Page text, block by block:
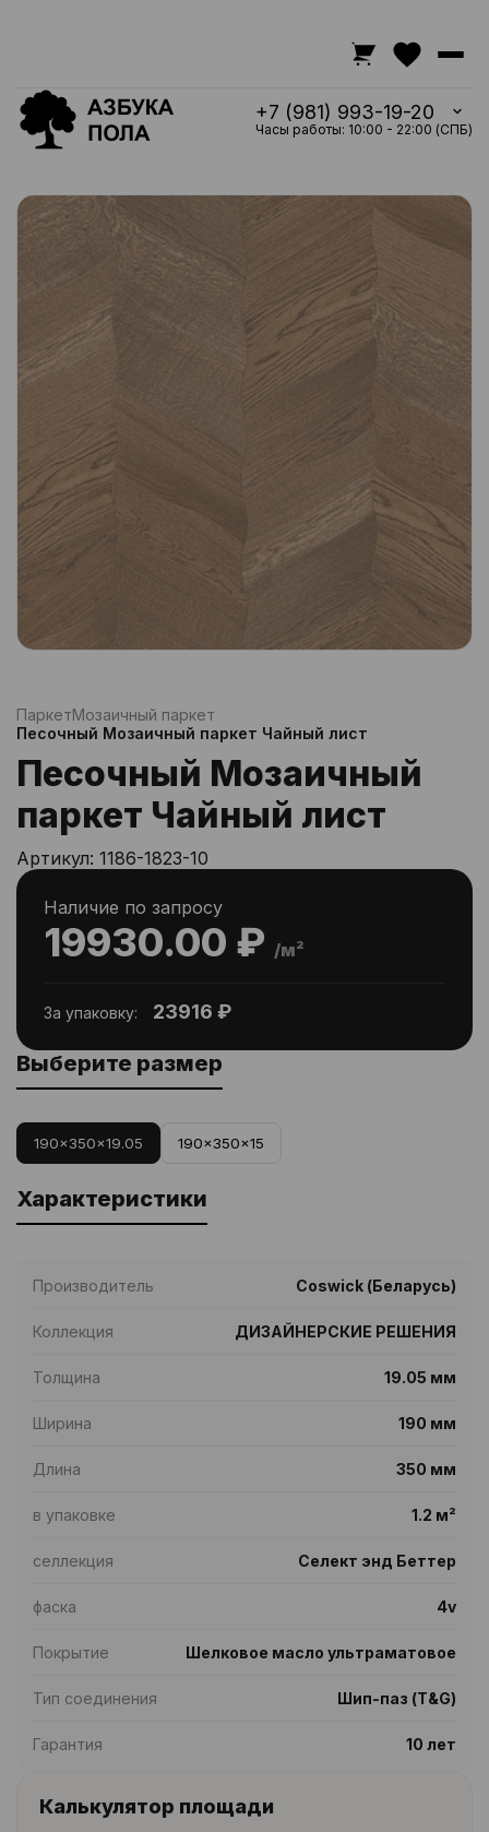
+7 (981) 993-19-20
Часы работы: 10:00 - 22:00 (СПБ)
ПаркетМозаичный паркет
Песочный Мозаичный паркет Чайный лист
Песочный Мозаичный
паркет Чайный лист
Артикул: 1186-1823-10
19930.00 ₽ /м²
Наличие по запросу
За упаковку: 23916 ₽
Выберите размер
190x350x19.05 190x350x15
Характеристики
Производитель Coswick (Беларусь)
Коллекция ДИЗАЙНЕРСКИЕ РЕШЕНИЯ
Толщина 19.05 мм
Ширина 190 мм
Длина 350 мм
в упаковке 1.2 м²
селлекция Селект энд Беттер
фаска 4v
Покрытие Шелковое масло ультраматовое
Тип соединения Шип-паз (T&G)
Гарантия 10 лет
Калькулятор площади